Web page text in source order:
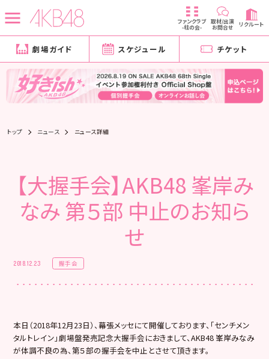
ファンクラブ
-柱の会-
取材/出演
お問合せ リクルート
劇場ガイド スケジュール チケット
トップ ニュース ニュース詳細
【大握手会】AKB48 峯岸み
なみ 第５部 中止のお知ら
せ
2018.12.23 握手会
本日（2018年12月23日）、幕張メッセにて開催しております、「センチメン
タルトレイン」劇場盤発売記念大握手会におきまして、AKB48 峯岸みなみ
が体調不良の為、第５部の握手会を中止とさせて頂きます。